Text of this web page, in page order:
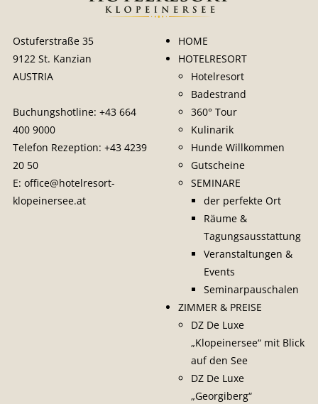
Ostuferstraße 35
9122 St. Kanzian
AUSTRIA
Buchungshotline: +43 664
400 9000
Telefon Rezeption: +43 4239
20 50
E: office@hotelresort-
klopeinersee.at
HOME
HOTELRESORT
Hotelresort
Badestrand
360° Tour
Kulinarik
Hunde Willkommen
Gutscheine
SEMINARE
der perfekte Ort
Räume &
Tagungsausstattung
Veranstaltungen &
Events
Seminarpauschalen
ZIMMER & PREISE
DZ De Luxe
„Klopeinersee“ mit Blick
auf den See
DZ De Luxe
„Georgiberg“